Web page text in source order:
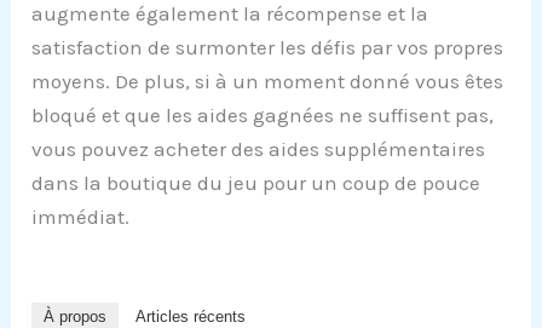
augmente également la récompense et la
satisfaction de surmonter les défis par vos propres
moyens. De plus, si à un moment donné vous êtes
bloqué et que les aides gagnées ne suffisent pas,
vous pouvez acheter des aides supplémentaires
dans la boutique du jeu pour un coup de pouce
immédiat.
À propos Articles récents